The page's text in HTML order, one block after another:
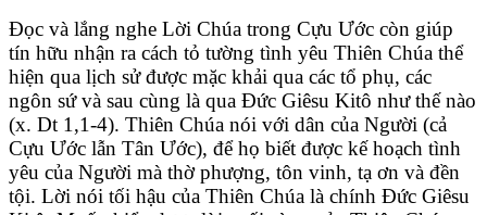
Đọc và lắng nghe Lời Chúa trong Cựu Ước còn giúp
tín hữu nhận ra cách tỏ tường tình yêu Thiên Chúa thể
hiện qua lịch sử được mặc khải qua các tổ phụ, các
ngôn sứ và sau cùng là qua Đức Giêsu Kitô như thế nào
(x. Dt 1,1-4). Thiên Chúa nói với dân của Người (cả
Cựu Ước lẫn Tân Ước), để họ biết được kế hoạch tình
yêu của Người mà thờ phượng, tôn vinh, tạ ơn và đền
tội. Lời nói tối hậu của Thiên Chúa là chính Đức Giêsu